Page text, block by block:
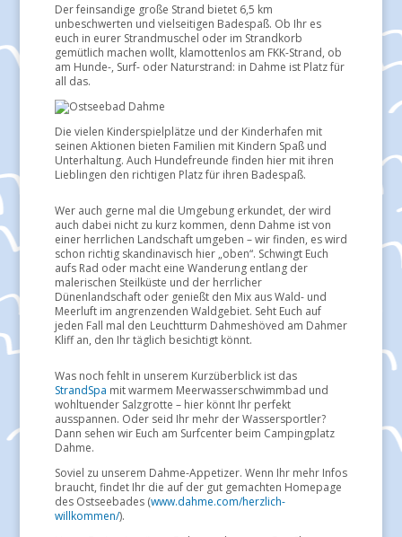
Der feinsandige große Strand bietet 6,5 km
unbeschwerten und vielseitigen Badespaß. Ob Ihr es
euch in eurer Strandmuschel oder im Strandkorb
gemütlich machen wollt, klamottenlos am FKK-Strand, ob
am Hunde-, Surf- oder Naturstrand: in Dahme ist Platz für
all das.
Die vielen Kinderspielplätze und der Kinderhafen mit
seinen Aktionen bieten Familien mit Kindern Spaß und
Unterhaltung. Auch Hundefreunde finden hier mit ihren
Lieblingen den richtigen Platz für ihren Badespaß.
Wer auch gerne mal die Umgebung erkundet, der wird
auch dabei nicht zu kurz kommen, denn Dahme ist von
einer herrlichen Landschaft umgeben – wir finden, es wird
schon richtig skandinavisch hier „oben“. Schwingt Euch
aufs Rad oder macht eine Wanderung entlang der
malerischen Steilküste und der herrlicher
Dünenlandschaft oder genießt den Mix aus Wald- und
Meerluft im angrenzenden Waldgebiet. Seht Euch auf
jeden Fall mal den Leuchtturm Dahmeshöved am Dahmer
Kliff an, den Ihr täglich besichtigt könnt.
Was noch fehlt in unserem Kurzüberblick ist das
StrandSpa mit warmem Meerwasserschwimmbad und
wohltuender Salzgrotte – hier könnt Ihr perfekt
ausspannen. Oder seid Ihr mehr der Wassersportler?
Dann sehen wir Euch am Surfcenter beim Campingplatz
Dahme.
Soviel zu unserem Dahme-Appetizer. Wenn Ihr mehr Infos
braucht, findet Ihr die auf der gut gemachten Homepage
des Ostseebades (www.dahme.com/herzlich-
willkommen/).